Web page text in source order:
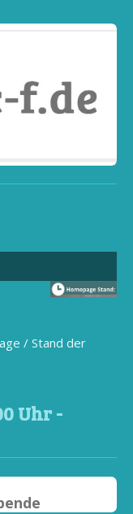
/ Stand der
Uhr -